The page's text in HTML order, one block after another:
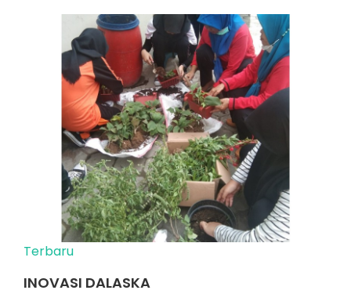
Terbaru
INOVASI DALASKA